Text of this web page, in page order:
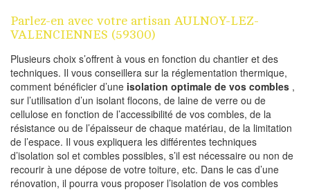
Parlez-en avec votre artisan AULNOY-LEZ-
VALENCIENNES (59300)
Plusieurs choix s’offrent à vous en fonction du chantier et des
techniques. Il vous conseillera sur la réglementation thermique,
comment bénéficier d’une isolation optimale de vos combles ,
sur l’utilisation d’un isolant flocons, de laine de verre ou de
cellulose en fonction de l’accessibilité de vos combles, de la
résistance ou de l’épaisseur de chaque matériau, de la limitation
de l’espace. Il vous expliquera les différentes techniques
d’isolation sol et combles possibles, s’il est nécessaire ou non de
recourir à une dépose de votre toiture, etc. Dans le cas d’une
rénovation, il pourra vous proposer l’isolation de vos combles